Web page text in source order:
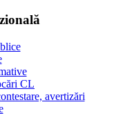
CL
avertizări